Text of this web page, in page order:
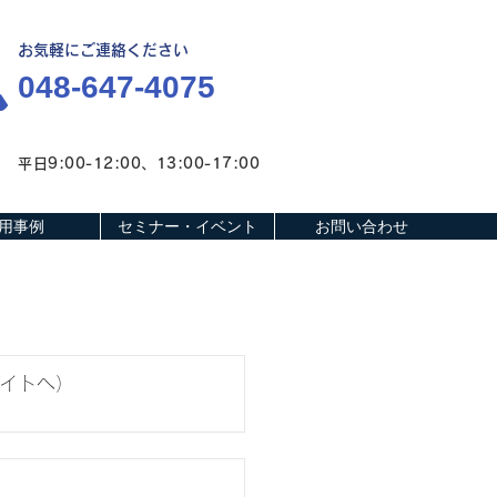
048-647-4075
​お気軽にご連絡ください
平日9:00-12:00、13:00-17:00
事例 セミナー・イベント お問い合わせ
トへ）